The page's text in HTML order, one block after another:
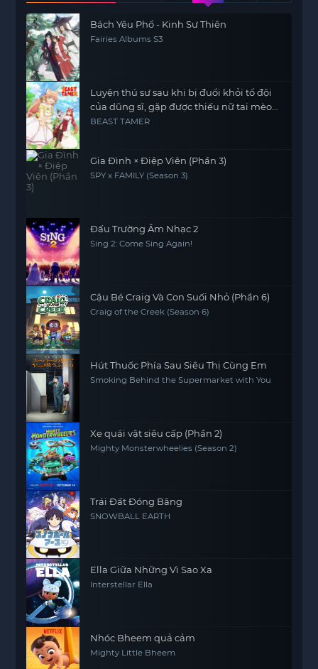
Bách Yêu Phổ - Kinh Sư Thiên
Fairies Albums S3
Luyện thú sư sau khi bị đuổi khỏi tổ đội
của dũng sĩ, gặp được thiếu nữ tai mèo
của chủng tộc mạnh nhất
BEAST TAMER
Gia Đình × Điệp Viên (Phần 3)
SPY x FAMILY (Season 3)
Đấu Trường Âm Nhạc 2
Sing 2: Come Sing Again!
Cậu Bé Craig Và Con Suối Nhỏ (Phần 6)
Craig of the Creek (Season 6)
Hút Thuốc Phía Sau Siêu Thị Cùng Em
Smoking Behind the Supermarket with You
Xe quái vật siêu cấp (Phần 2)
Mighty Monsterwheelies (Season 2)
Trái Đất Đóng Băng
SNOWBALL EARTH
Ella Giữa Những Vì Sao Xa
Interstellar Ella
Nhóc Bheem quả cảm
Mighty Little Bheem